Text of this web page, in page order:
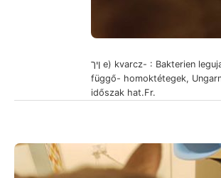
ןיך e) kvarcz- : Bakterien legujabban
függő- homoktétegek,
időszak hat.Fr.